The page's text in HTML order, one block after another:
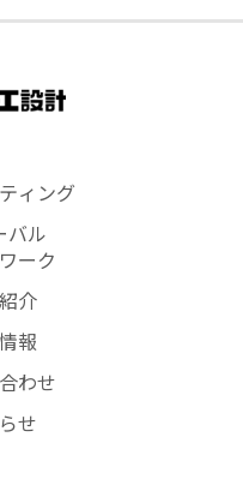
ィング
バル
ーク
介
報
わせ
せ